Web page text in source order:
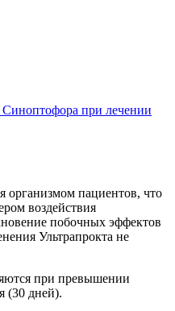
при лечении
организмом пациентов, что
воздействия
побочных эффектов
Ультрапрокта не
при превышении
(30 дней).